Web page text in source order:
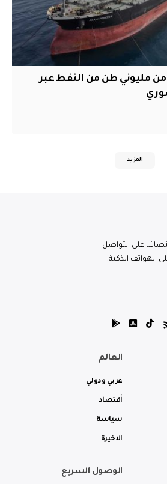
من مليوني طن من النفط عبر
المزيد
على التواصل
الهواتف الذكية.
العالم
عربي ودولي
أقتصاد
سياسة
الاخيرة
الوصول السريع